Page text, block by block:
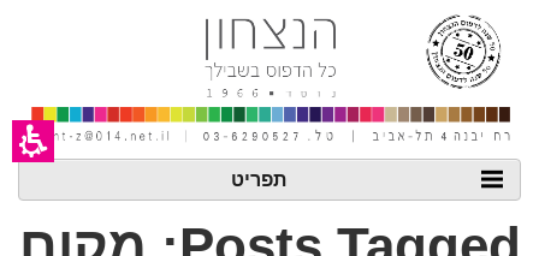
אינטרנט,
אנטר
לאזור
תוכן
תפריט